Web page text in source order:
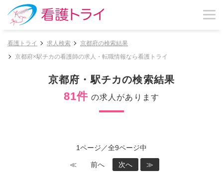
看護トライ 求人検索
京都府の検索結果
京都府×駅チカの看護師の求人・転職情報なら看護トライ
京都府・駅チカの検索結果
81件 の求人があります
1ページ／全9ページ中
≪ 前へ 次へ ≫